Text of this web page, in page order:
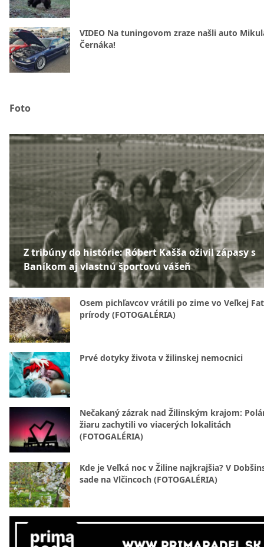
VIDEO Na tuningovom zraze našli auto
Černáka!
Foto
Z tribúny do histórie: Róbert Kašša oživil zápasy s
Baníkom aj vlastnú športovú vášeň
Osem pichľavcov vrátili po zime vo Veľkej
prírody (FOTOGALÉRIA)
Prvé dotyky života v žilinskej nemocnici
Nečakaný zázrak nad Žilinským krajom:
žiaru zachytili vo viacerých lokalitách
(FOTOGALÉRIA)
Kde je Veľká noc v Žiline najkrajšia? V
sade na Vlčincoch (FOTOGALÉRIA)